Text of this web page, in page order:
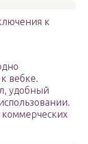
к
вебке.
удобный
коммерческих